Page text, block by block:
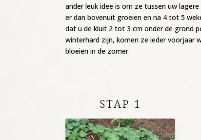
ander leuk idee is om ze tussen uw
er dan bovenuit groeien en na 4 tot 5
dat u de kluit 2 tot 3 cm onder de grond
winterhard zijn, komen ze ieder voorjaar
bloeien in de zomer.
STAP 1